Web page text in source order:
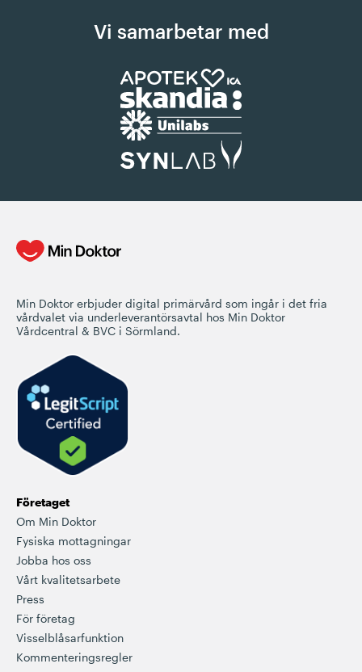
Vi samarbetar med
Min Doktor erbjuder digital primärvård som ingår i det fria
vårdvalet via underleverantörsavtal hos Min Doktor
Vårdcentral & BVC i Sörmland.
Företaget
Om Min Doktor
Fysiska mottagningar
Jobba hos oss
Vårt kvalitetsarbete
Press
För företag
Visselblåsarfunktion
Kommenteringsregler